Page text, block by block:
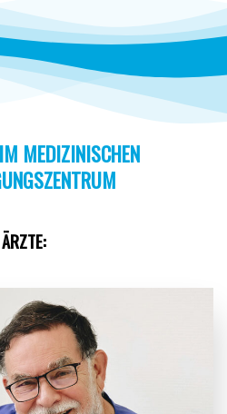
MEDIZINISCHEN
ÄRZTE: